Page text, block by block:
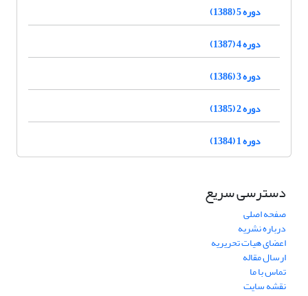
دوره 5 (1388)
دوره 4 (1387)
دوره 3 (1386)
دوره 2 (1385)
دوره 1 (1384)
دسترسی سریع
صفحه اصلی
درباره نشریه
اعضای هیات تحریریه
ارسال مقاله
تماس با ما
نقشه سایت